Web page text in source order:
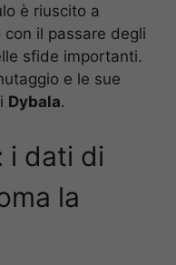
è riuscito a
il passare degli
sfide importanti.
e le sue
Dybala.
i dati di
la